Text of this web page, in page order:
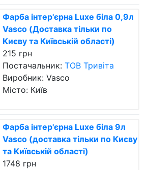
Фарба інтер'єрна Luxe біла 0,9л
Vasco (Доставка тільки по
Києву та Київській області)
215 грн
Постачальник: ТОВ Тривіта
Виробник: Vasco
Місто: Київ
Фарба інтер'єрна Luxe біла 9л
Vasco (доставка тільки по Києву
та Київській області)
1748 грн